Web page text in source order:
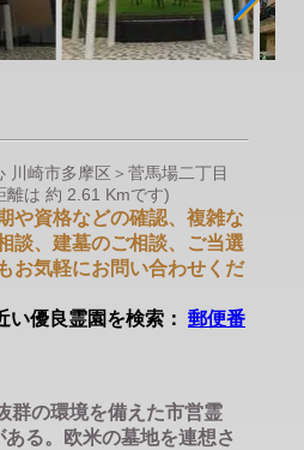
崎市多摩区＞菅馬場二丁目
離は 約 2.61 Kmです)
や資格などの確認、複雑な
談、建墓のご相談、ご当選
お気軽にお問い合わせくだ
い優良霊園を検索： 郵便番
群の環境を備えた市営霊
る。欧米の墓地を連想さ